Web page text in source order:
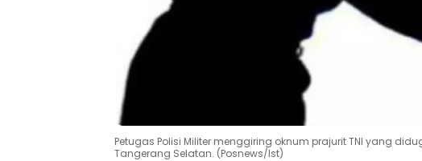
Petugas Polisi Militer menggiring oknum prajurit TNI yang
Tangerang Selatan. (Posnews/Ist)